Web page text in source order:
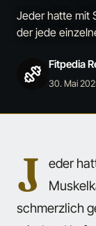
Jeder hatte mit
der jede
Fitpedia
30. Mai
J
eder
schmerzlich